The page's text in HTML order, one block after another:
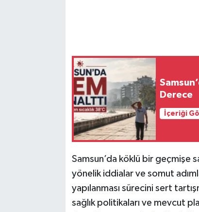
Derece
İçeriği
Samsun’da köklü bir geçmişe
yönelik iddialar ve somut
yapılanması sürecini sert
sağlık politikaları ve mevcut